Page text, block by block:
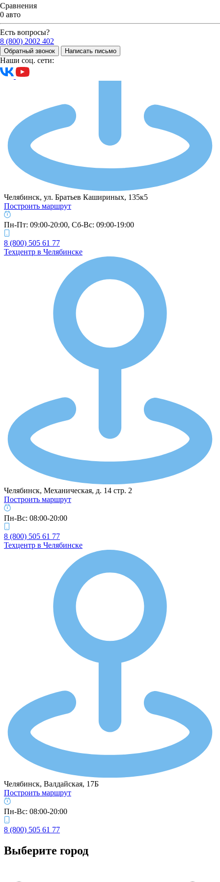
Сравнения
0 авто
Есть вопросы?
8 (800) 2002 402
Обратный звонок Написать письмо
Наши соц. сети:
Челябинск, ул. Братьев Кашириных, 135к5
Построить маршрут
Пн-Пт: 09:00-20:00, Cб-Вс: 09:00-19:00
8 (800) 505 61 77
Техцентр в Челябинске
Челябинск, Механическая, д. 14 стр. 2
Построить маршрут
Пн-Вс: 08:00-20:00
8 (800) 505 61 77
Техцентр в Челябинске
Челябинск, ​Валдайская, 17Б​
Построить маршрут
Пн-Вс: 08:00-20:00
8 (800) 505 61 77
Выберите город